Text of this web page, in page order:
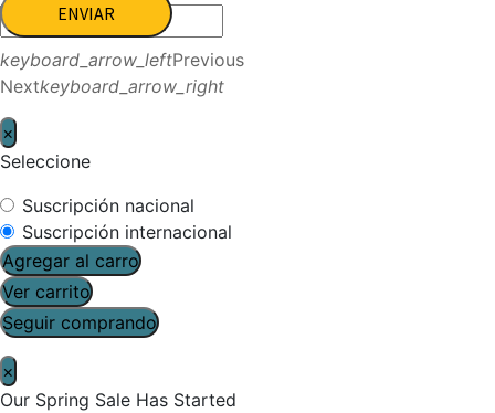
ENVIAR
keyboard_arrow_leftPrevious
Nextkeyboard_arrow_right
×
Seleccione
Suscripción nacional
Suscripción internacional
Agregar al carro
Ver carrito
Seguir comprando
×
Our Spring Sale Has Started